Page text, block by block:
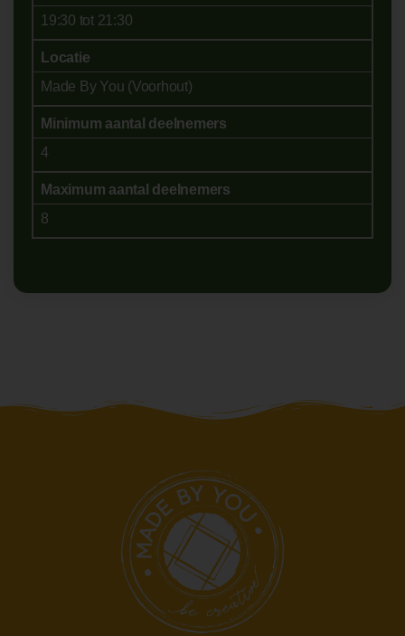
19:30 tot 21:30
Locatie
Made By You (Voorhout)
Minimum aantal deelnemers
4
Maximum aantal deelnemers
8